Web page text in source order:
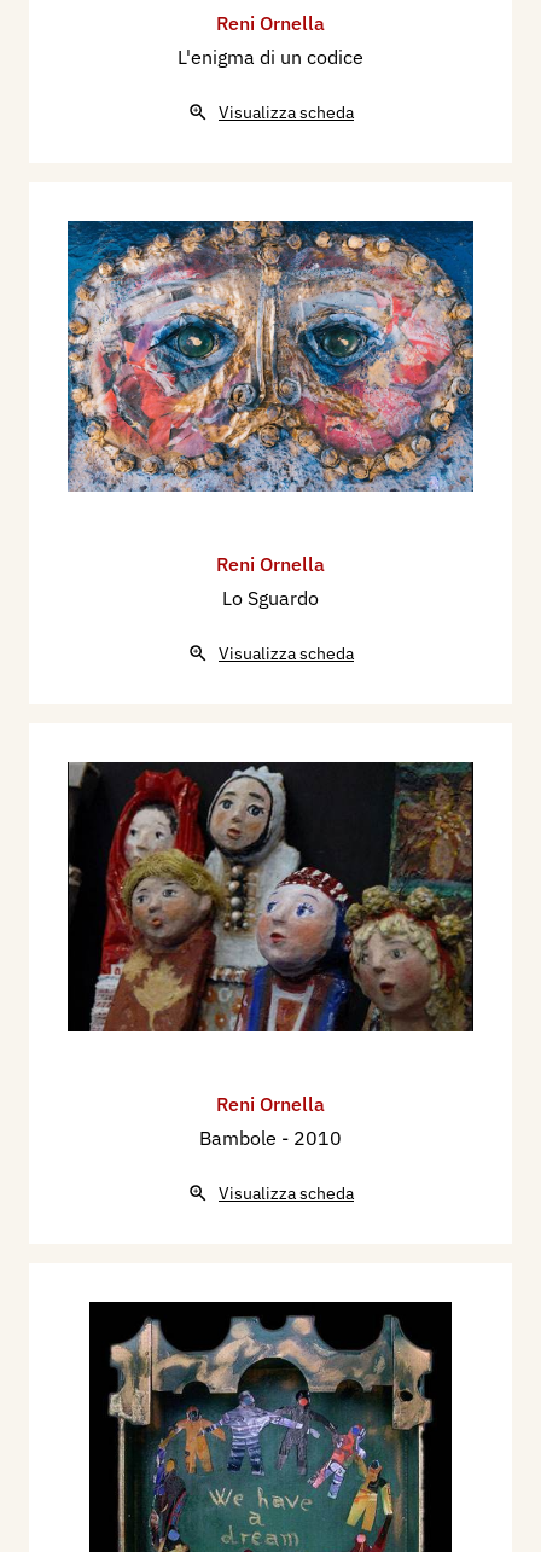
Reni Ornella
L'enigma di un codice
Visualizza scheda
Reni Ornella
Lo Sguardo
Visualizza scheda
Reni Ornella
Bambole - 2010
Visualizza scheda